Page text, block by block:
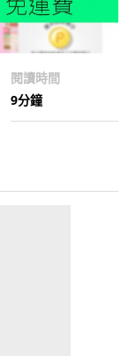
閱讀時間
9分鐘